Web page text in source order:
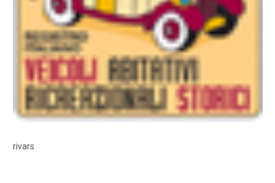
rivars